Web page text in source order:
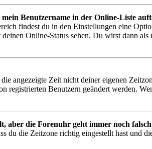
Benutzername in der Online-Liste
findest du in den Einstellungen eine
Online-Status sehen. Du wirst dann als
angezeigte Zeit nicht deiner eigenen
registrierten Benutzern geändert werden.
aber die Forenuhr geht immer noch
du die Zeitzone richtig eingestellt hast und